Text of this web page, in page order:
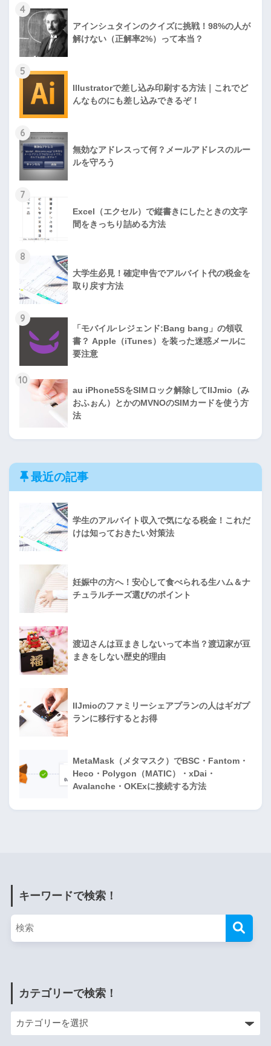
4
アインシュタインのクイズに挑戦！98%の人が
解けない（正解率2%）って本当？
5
Illustratorで差し込み印刷する方法｜これでど
んなものにも差し込みできるぞ！
6
無効なアドレスって何？メールアドレスのルー
ルを守ろう
7
Excel（エクセル）で縦書きにしたときの文字
間をきっちり詰める方法
8
大学生必見！確定申告でアルバイト代の税金を
取り戻す方法
9
「モバイル·レジェンド:Bang bang」の領収
書？ Apple（iTunes）を装った迷惑メールに
要注意
10
au iPhone5SをSIMロック解除してIIJmio（み
おふぉん）とかのMVNOのSIMカードを使う方
法
最近の記事
学生のアルバイト収入で気になる税金！これだ
けは知っておきたい対策法
妊娠中の方へ！安心して食べられる生ハム＆ナ
チュラルチーズ選びのポイント
渡辺さんは豆まきしないって本当？渡辺家が豆
まきをしない歴史的理由
IIJmioのファミリーシェアプランの人はギガプ
ランに移行するとお得
MetaMask（メタマスク）でBSC・Fantom・
Heco・Polygon（MATIC）・xDai・
Avalanche・OKExに接続する方法
キーワードで検索！
カテゴリーで検索！